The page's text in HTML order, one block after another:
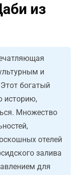
из
и
богатый
историю,
Множество
отелей
залива
для